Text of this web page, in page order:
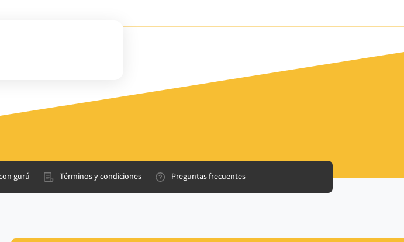
gurú Términos y condiciones Preguntas frecuentes